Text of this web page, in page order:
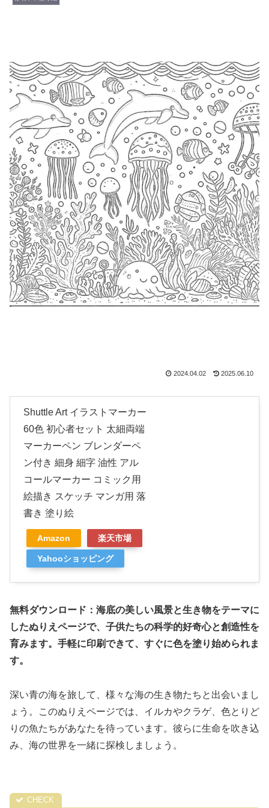
2024.04.02 2025.06.10
Shuttle Art イラストマーカー
60色 初心者セット 太細両端
マーカーペン ブレンダーペ
ン付き 細身 細字 油性 アル
コールマーカー コミック用
絵描き スケッチ マンガ用 落
書き 塗り絵
Amazon 楽天市場
Yahooショッピング
無料ダウンロード：海底の美しい風景と生き物をテーマに
したぬりえページで、子供たちの科学的好奇心と創造性を
育みます。手軽に印刷できて、すぐに色を塗り始められま
す。
深い青の海を旅して、様々な海の生き物たちと出会いまし
ょう。このぬりえページでは、イルカやクラゲ、色とりど
りの魚たちがあなたを待っています。彼らに生命を吹き込
み、海の世界を一緒に探検しましょう。